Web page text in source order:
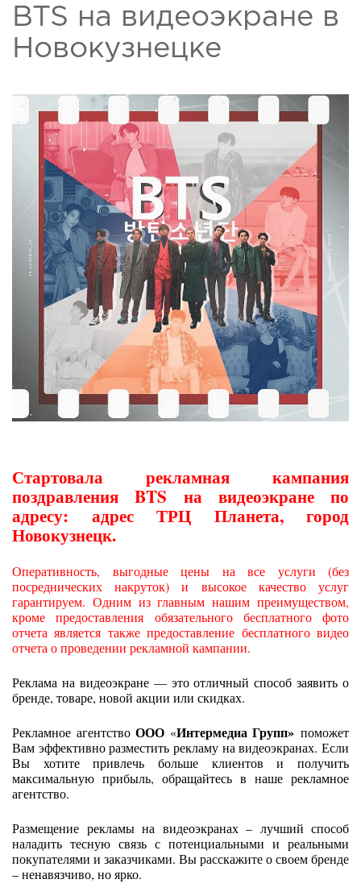
BTS на видеоэкране в
Новокузнецке
Стартовала рекламная кампания
поздравления BTS на видеоэкране по
адресу: адрес ТРЦ Планета, город
Новокузнецк.
Оперативность, выгодные цены на все услуги (без
посреднических накруток) и высокое качество услуг
гарантируем. Одним из главным нашим преимуществом,
кроме предоставления обязательного бесплатного фото
отчета является также предоставление бесплатного видео
отчета о проведении рекламной кампании.
Реклама на видеоэкране — это отличный способ заявить о
бренде, товаре, новой акции или скидках.
Рекламное агентствоООО «Интермедиа Групп» поможет
Вам эффективно разместить рекламу на видеоэкранах. Если
Вы хотите привлечь больше клиентов и получить
максимальную прибыль, обращайтесь в наше рекламное
агентство.
Размещение рекламы на видеоэкранах – лучший способ
наладить тесную связь с потенциальными и реальными
покупателями и заказчиками. Вы расскажите о своем бренде
– ненавязчиво, но ярко.